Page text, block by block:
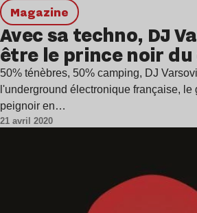
magazine
Avec sa techno, DJ
être le prince noir
50% ténèbres, 50% camping, DJ
l'underground électronique française,
peignoir en…
21 avril 2020